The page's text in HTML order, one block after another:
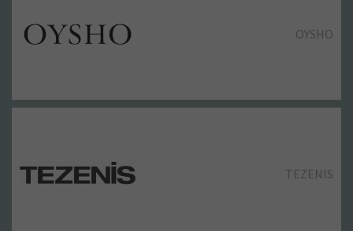
JUGUETTOS
OYSHO
TEZENIS